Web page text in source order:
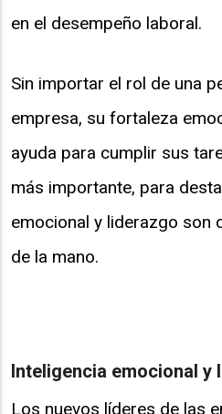
en el desempeño laboral.
Sin importar el rol de una
empresa, su fortaleza
ayuda para cumplir sus
más importante, para
emocional y liderazgo son
de la mano.
Inteligencia emocional y
Los nuevos líderes de las